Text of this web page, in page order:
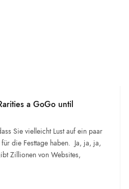
a GoGo until
Sie vielleicht Lust auf ein paar
die Festtage haben. Ja, ja, ja,
Zillionen von Websites,